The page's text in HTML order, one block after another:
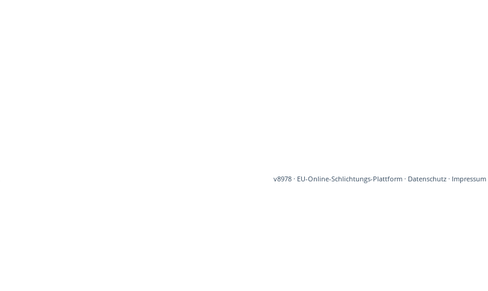
v8978· EU-Online-Schlichtungs-Plattform· Datenschutz· Impressum